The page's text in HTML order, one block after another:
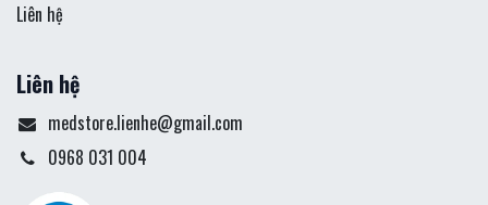
Liên hệ
Liên hệ
medstore.lienhe@gmail.com
0968 031 004